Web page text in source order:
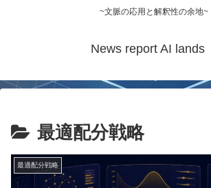
~文脈の応用と解釈性の余地~
News report AI lands
最適配分戦略
最適配分戦略